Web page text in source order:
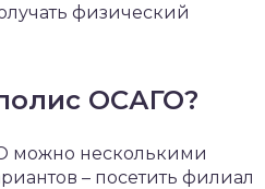
физический
ОСАГО?
можно несколькими
– посетить филиал